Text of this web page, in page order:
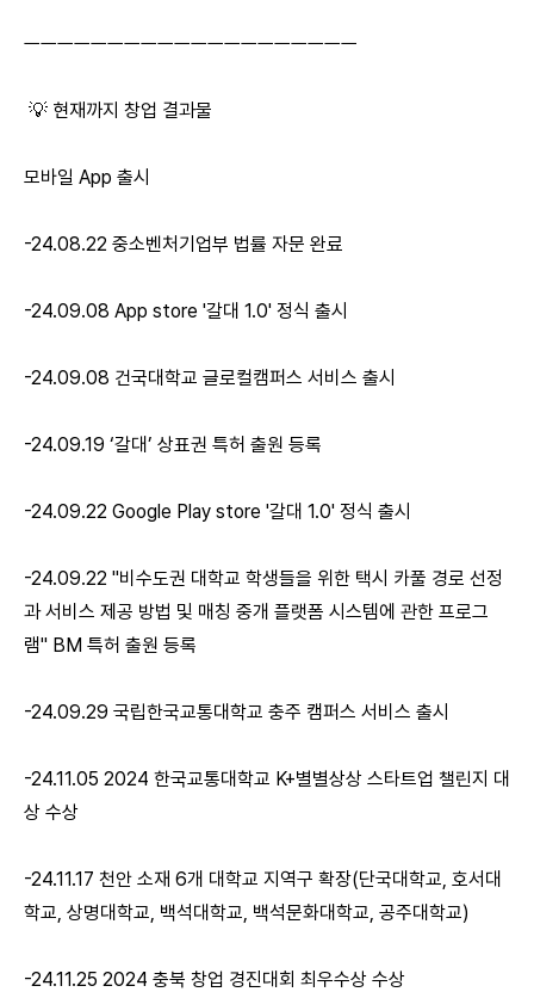
ㅡㅡㅡㅡㅡㅡㅡㅡㅡㅡㅡㅡㅡㅡㅡㅡㅡㅡㅡㅡ
💡 현재까지 창업 결과물
모바일 App 출시
-24.08.22 중소벤처기업부 법률 자문 완료
-24.09.08 App store '갈대 1.0' 정식 출시
-24.09.08 건국대학교 글로컬캠퍼스 서비스 출시
-24.09.19 ‘갈대’ 상표권 특허 출원 등록
-24.09.22 Google Play store '갈대 1.0' 정식 출시
-24.09.22 "비수도권 대학교 학생들을 위한 택시 카풀 경로 선정
과 서비스 제공 방법 및 매칭 중개 플랫폼 시스템에 관한 프로그
램" BM 특허 출원 등록
-24.09.29 국립한국교통대학교 충주 캠퍼스 서비스 출시
-24.11.05 2024 한국교통대학교 K+별별상상 스타트업 챌린지 대
상 수상
-24.11.17 천안 소재 6개 대학교 지역구 확장(단국대학교, 호서대
학교, 상명대학교, 백석대학교, 백석문화대학교, 공주대학교)
-24.11.25 2024 충북 창업 경진대회 최우수상 수상